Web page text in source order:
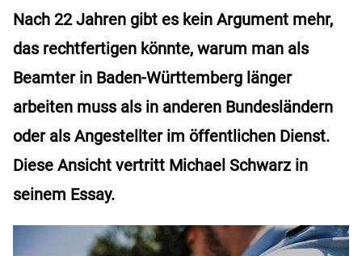
Nach 22 Jahren gibt es kein Argument mehr,
das rechtfertigen könnte, warum man als
Beamter in Baden-Württemberg länger
arbeiten muss als in anderen Bundesländern
oder als Angestellter im öffentlichen Dienst.
Diese Ansicht vertritt Michael Schwarz in
seinem Essay.